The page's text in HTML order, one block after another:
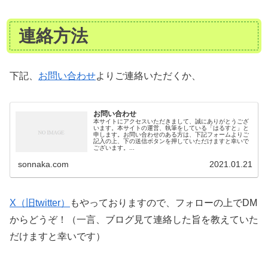
連絡方法
下記、 お問い合わせよりご連絡いただくか、
お問い合わせ
本サイトにアクセスいただきまして、誠にありがとうござ
います。本サイトの運営、執筆をしている「はるすと」と
申します。お問い合わせのある方は、下記フォームよりご
記入の上、下の送信ボタンを押していただけますと幸いで
ございます。...
sonnaka.com 2021.01.21
X（旧twitter）
もやっておりますので、フォローの上でDM
からどうぞ！（一言、ブログ見て連絡した旨を教えていた
だけますと幸いです）